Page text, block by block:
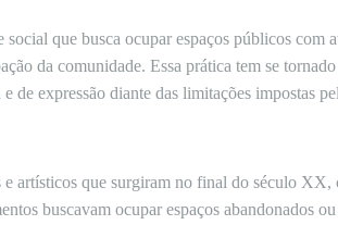
que busca ocupar espaços públicos com
da comunidade. Essa prática tem se
de expressão diante das limitações impostas
artísticos que surgiram no final do século XX,
buscavam ocupar espaços abandonados